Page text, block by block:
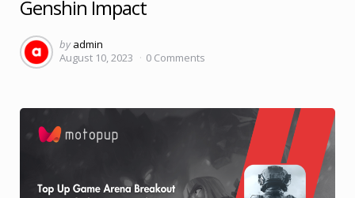
Genshin Impact
Posted
by
by admin
August 10, 2023
0 Comments